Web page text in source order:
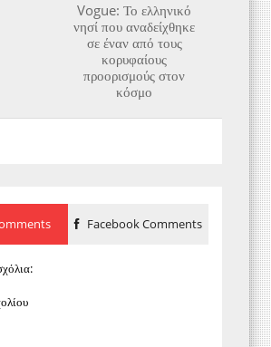
Vogue: Το ελληνικό
νησί που αναδείχθηκε
σε έναν από τους
κορυφαίους
προορισμούς στον
κόσμο
Facebook Comments